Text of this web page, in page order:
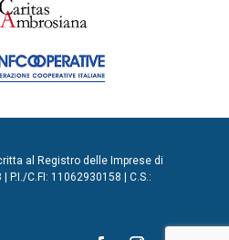
al Registro delle Imprese di
P.I./C.FI: 11062930158 | C.S.: